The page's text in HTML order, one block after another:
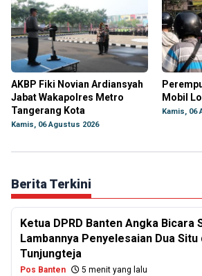
AKBP Fiki Novian Ardiansyah
Jabat Wakapolres Metro
Tangerang Kota
Kamis, 06 Agustus 2026
Mobil
Kamis, 06
Berita Terkini
Ketua DPRD Banten Angka Bicara
Lambannya Penyelesaian Dua Situ
Tunjungteja
Pos Banten 5 menit yang lalu